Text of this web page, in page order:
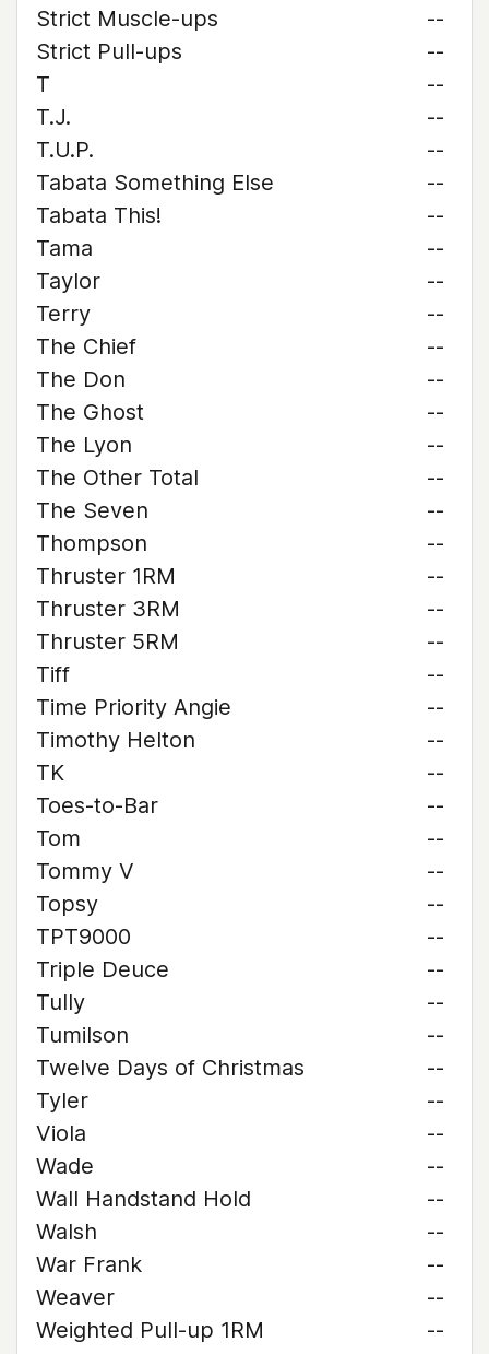
Strict Muscle-ups
--
Strict Pull-ups
--
T
--
T.J.
--
T.U.P.
--
Tabata Something Else
--
Tabata This!
--
Tama
--
Taylor
--
Terry
--
The Chief
--
The Don
--
The Ghost
--
The Lyon
--
The Other Total
--
The Seven
--
Thompson
--
Thruster 1RM
--
Thruster 3RM
--
Thruster 5RM
--
Tiff
--
Time Priority Angie
--
Timothy Helton
--
TK
--
Toes-to-Bar
--
Tom
--
Tommy V
--
Topsy
--
TPT9000
--
Triple Deuce
--
Tully
--
Tumilson
--
Twelve Days of Christmas
--
Tyler
--
Viola
--
Wade
--
Wall Handstand Hold
--
Walsh
--
War Frank
--
Weaver
--
Weighted Pull-up 1RM
--